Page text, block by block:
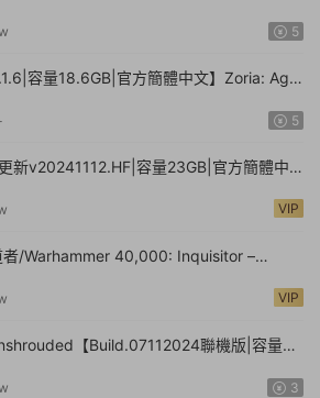
5
容量18.6GB|官方簡體中文】Zoria: Age
5
新v20241112.HF|容量23GB|官方簡體中
VIP
/Warhammer 40,000: Inquisitor –
VIP
【Build.07112024聯機版|容量
3